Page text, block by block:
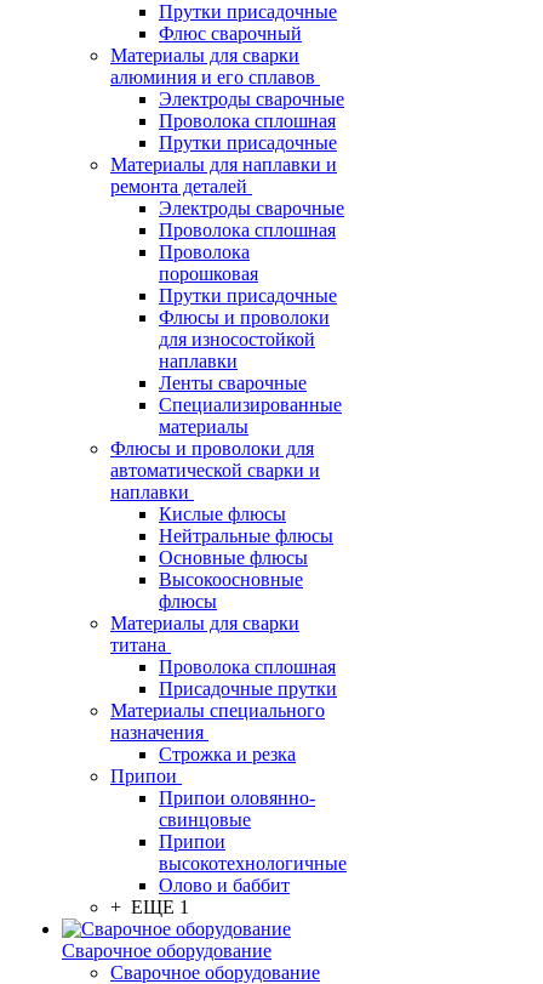
Прутки присадочные
Флюс сварочный
Материалы для сварки
алюминия и его сплавов
Электроды сварочные
Проволока сплошная
Прутки присадочные
Материалы для наплавки и
ремонта деталей
Электроды сварочные
Проволока сплошная
Проволока
порошковая
Прутки присадочные
Флюсы и проволоки
для износостойкой
наплавки
Ленты сварочные
Специализированные
материалы
Флюсы и проволоки для
автоматической сварки и
наплавки
Кислые флюсы
Нейтральные флюсы
Основные флюсы
Высокоосновные
флюсы
Материалы для сварки
титана
Проволока сплошная
Присадочные прутки
Материалы специального
назначения
Строжка и резка
Припои
Припои оловянно-
свинцовые
Припои
высокотехнологичные
Олово и баббит
+ ЕЩЕ 1
Сварочное оборудование
Сварочное оборудование